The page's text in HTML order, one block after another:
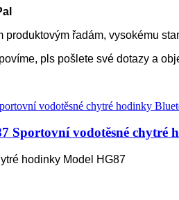
produktovým řadám, vysokému
pls pošlete své dotazy a
Sportovní vodotěsné chytré
hodinky Model HG87